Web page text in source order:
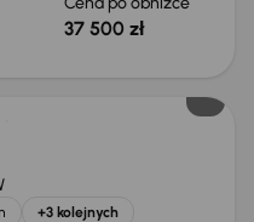
37 500 zł
+3 kolejnych